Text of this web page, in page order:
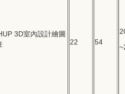
3D室內設計繪圖
22 54